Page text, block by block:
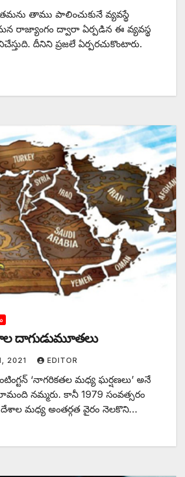
తాము పాలించుకునే వ్యవస్థే
రాజ్యాంగం ద్వారా ఏర్పడిన ఈ వ్యవస్థ
దీనిని ప్రజలే ఏర్పరచుకొంటారు.
దాగుడుమూతలు
2021 EDITOR
‘‌నాగరికతల మధ్య ఘర్షణలు’ అనే
నమ్మరు. కానీ 1979 సంవత్సరం
మధ్య అంతర్గత వైరం నెలకొని…